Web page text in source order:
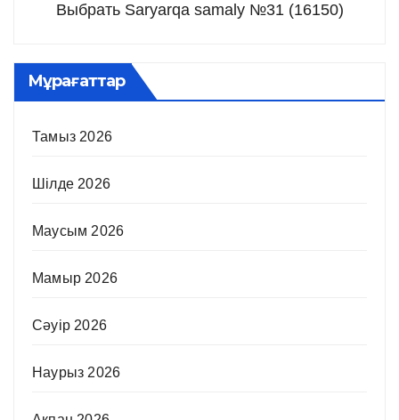
Выбрать Saryarqa samaly №31 (16150)
Мұрағаттар
Тамыз 2026
Шілде 2026
Маусым 2026
Мамыр 2026
Сәуір 2026
Наурыз 2026